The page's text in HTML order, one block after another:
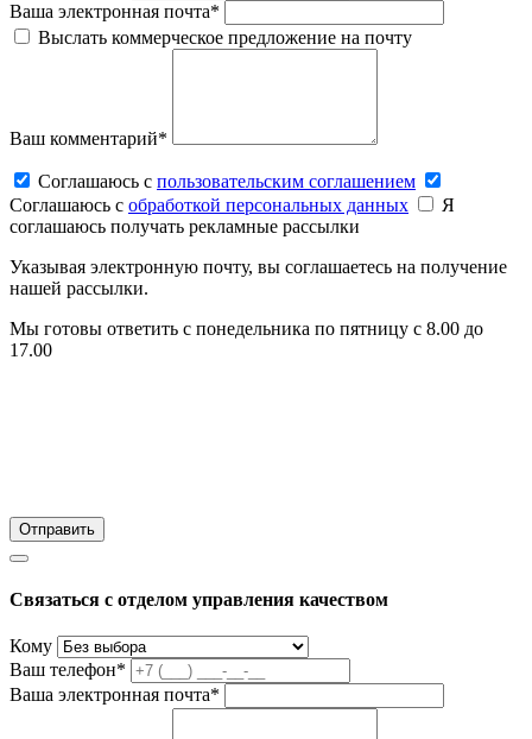
Ваша электронная почта*
Выслать коммерческое предложение на почту
Ваш комментарий*
Соглашаюсь c пользовательским соглашением
Соглашаюсь c обработкой персональных данных
Я
соглашаюсь получать рекламные рассылки
Указывая электронную почту, вы соглашаетесь на получение
нашей рассылки.
Мы готовы ответить с понедельника по пятницу с 8.00 до
17.00
Связаться с отделом управления качеством
Кому
Ваш телефон*
Ваша электронная почта*